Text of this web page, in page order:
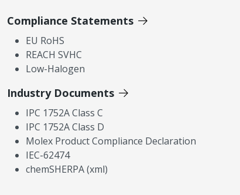
Compliance Statements
EU RoHS
REACH SVHC
Low-Halogen
Industry Documents
IPC 1752A Class C
IPC 1752A Class D
Molex Product Compliance Declaration
IEC-62474
chemSHERPA (xml)